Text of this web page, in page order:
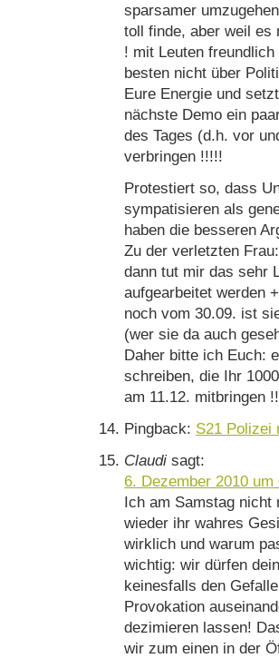
sparsamer
toll finde, aber weil es
! mit Leuten
besten nicht über
Eure Energie und
nächste Demo ein
des Tages (d.h. vor
verbringen !!!!!
Protestiert so, dass
sympatisieren als
haben die besseren
Zu der verletzten
dann tut mir das sehr
aufgearbeitet werden
noch vom 30.09. ist
(wer sie da auch
Daher bitte ich Euch:
schreiben, die Ihr
am 11.12. mitbringen
Pingback: S21 Polizei
Claudi sagt:
6. Dezember 2010 um
Ich am Samstag nicht
wieder ihr wahres
wirklich und warum
wichtig: wir dürfen
keinesfalls den
Provokation
dezimieren lassen!
wir zum einen in der